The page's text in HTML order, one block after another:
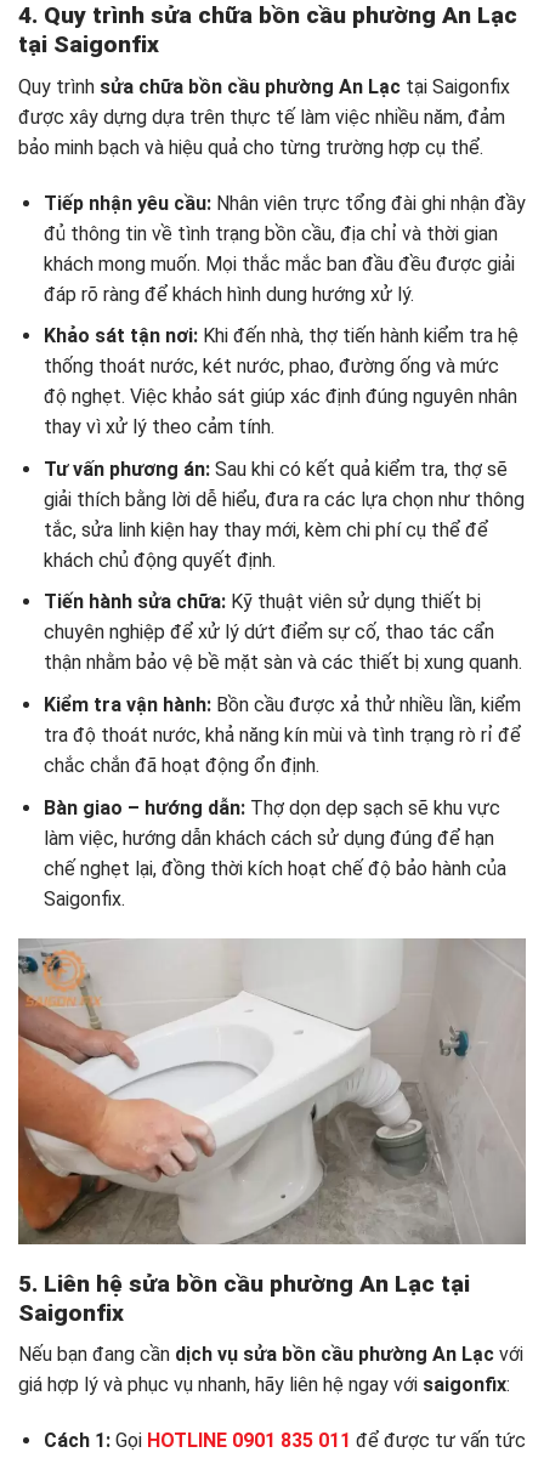
4. Quy trình sửa chữa bồn cầu phường An Lạc
tại Saigonfix
Quy trình sửa chữa bồn cầu phường An Lạc tại Saigonfix
được xây dựng dựa trên thực tế làm việc nhiều năm, đảm
bảo minh bạch và hiệu quả cho từng trường hợp cụ thể.
Tiếp nhận yêu cầu:Nhân viên trực tổng đài ghi nhận đầy
đủ thông tin về tình trạng bồn cầu, địa chỉ và thời gian
khách mong muốn. Mọi thắc mắc ban đầu đều được giải
đáp rõ ràng để khách hình dung hướng xử lý.
Khảo sát tận nơi:Khi đến nhà, thợ tiến hành kiểm tra hệ
thống thoát nước, két nước, phao, đường ống và mức
độ nghẹt. Việc khảo sát giúp xác định đúng nguyên nhân
thay vì xử lý theo cảm tính.
Tư vấn phương án:Sau khi có kết quả kiểm tra, thợ sẽ
giải thích bằng lời dễ hiểu, đưa ra các lựa chọn như thông
tắc, sửa linh kiện hay thay mới, kèm chi phí cụ thể để
khách chủ động quyết định.
Tiến hành sửa chữa:Kỹ thuật viên sử dụng thiết bị
chuyên nghiệp để xử lý dứt điểm sự cố, thao tác cẩn
thận nhằm bảo vệ bề mặt sàn và các thiết bị xung quanh.
Kiểm tra vận hành:Bồn cầu được xả thử nhiều lần, kiểm
tra độ thoát nước, khả năng kín mùi và tình trạng rò rỉ để
chắc chắn đã hoạt động ổn định.
Bàn giao – hướng dẫn:Thợ dọn dẹp sạch sẽ khu vực
làm việc, hướng dẫn khách cách sử dụng đúng để hạn
chế nghẹt lại, đồng thời kích hoạt chế độ bảo hành của
Saigonfix.
5. Liên hệ sửa bồn cầu phường An Lạc tại
Saigonfix
Nếu bạn đang cần dịch vụ sửa bồn cầu phường An Lạc với
giá hợp lý và phục vụ nhanh, hãy liên hệ ngay với saigonfix:
Cách 1:Gọi HOTLINE 0901 835 011 để được tư vấn tức